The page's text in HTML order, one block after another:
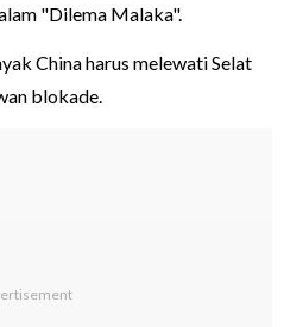
"Dilema Malaka".
China harus melewati Selat
blokade.